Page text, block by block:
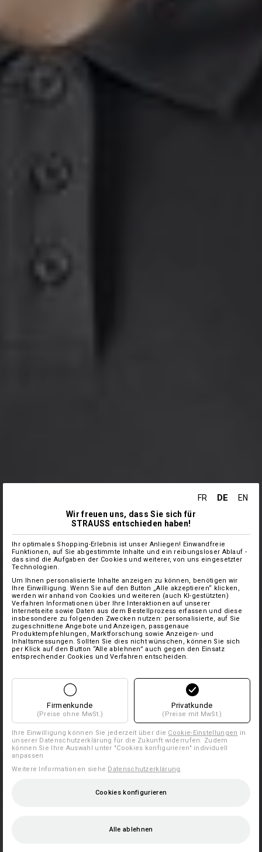
FR DE
EN
Wir freuen uns, dass Sie sich für
STRAUSS entschieden haben!
Ihr optimales Shopping-Erlebnis ist unser Anliegen! Einwandfreie
Funktionen, auf Sie abgestimmte Inhalte und ein reibungsloser Ablauf -
das sind die Aufgaben der Cookies und weiterer, von uns eingesetzter
Technologien.
Um Ihnen personalisierte Inhalte anzeigen zu können, benötigen wir
Ihre Einwilligung. Wenn Sie auf den Button „Alle akzeptieren“ klicken,
werden wir anhand von Cookies und weiteren (auch KI-gestützten)
Verfahren Informationen über Ihre Interaktionen auf unserer
Internetseite sowie Daten aus dem Bestellprozess erfassen und diese
insbesondere zu folgenden Zwecken nutzen: personalisierte, auf Sie
zugeschnittene Angebote und Anzeigen, passgenaue
Produktempfehlungen, Marktforschung sowie Anzeigen- und
Inhaltsmessungen. Sollten Sie dies nicht wünschen, können Sie sich
per Klick auf den Button “Alle ablehnen” auch gegen den Einsatz
entsprechender Cookies und Verfahren entscheiden.
Firmenkunde
(Preise ohne MwSt.)
Privatkunde
(Preise mit MwSt.)
Ihre Einwilligung können Sie jederzeit über die Cookie-Einstellungen in
unserer Datenschutzerklärung für die Zukunft widerrufen. Zudem
können Sie Ihre Auswahl unter "Cookies konfigurieren" individuell
anpassen
Weitere Informationen siehe Datenschutzerklärung.
Cookies konfigurieren
Alle ablehnen